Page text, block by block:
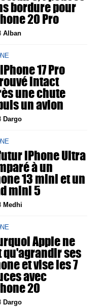
bordure pour
20 Pro
Alban
17 Pro
intact
une chute
un avion
Dargo
iPhone Ultra
à un
13 mini et un
mini 5
Medhi
Apple ne
ses
et vise les 7
avec
20
Dargo